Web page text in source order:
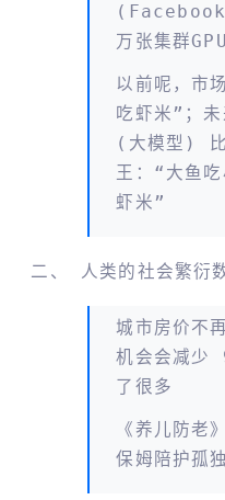
(Facebook
万张集群
以前呢，市
吃虾米”；
(大模型) 比
王：“大鱼
虾米”
人类的社会繁衍
城市房价不
机会会减少
了很多
《养儿防
保姆陪护孤